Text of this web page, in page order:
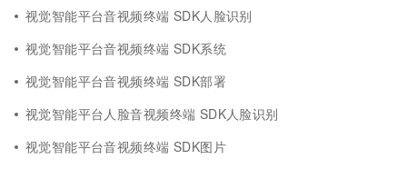
视觉智能平台音视频终端 SDK人脸识别
视觉智能平台音视频终端 SDK系统
视觉智能平台音视频终端 SDK部署
视觉智能平台人脸音视频终端 SDK人脸识别
视觉智能平台音视频终端 SDK图片